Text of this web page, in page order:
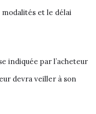
et le délai
indiquée par l’acheteur
devra veiller à son